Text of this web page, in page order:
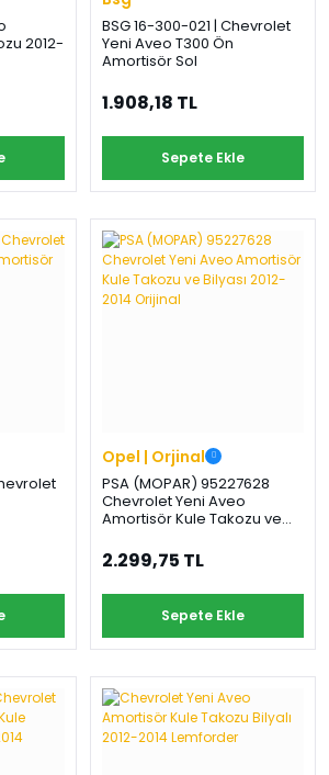
2012-
BSG 16-300-021 | Chevrolet
Yeni Aveo T300 Ön
Amortisör Sol
1.908,18 TL
Sepete Ekle
Opel | Orjinal
PSA (MOPAR) 95227628
Chevrolet Yeni Aveo
Amortisör Kule Takozu ve
2.299,75 TL
Sepete Ekle